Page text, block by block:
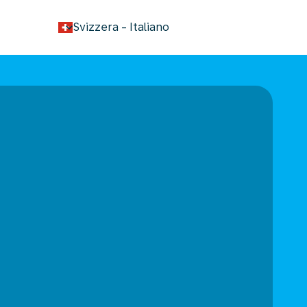
Svizzera - Italiano
keyboard_arrow_down